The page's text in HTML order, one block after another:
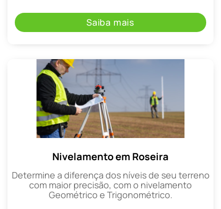
Saiba mais
Nivelamento em Roseira
Determine a diferença dos níveis de seu terreno
com maior precisão, com o nivelamento
Geométrico e Trigonométrico.